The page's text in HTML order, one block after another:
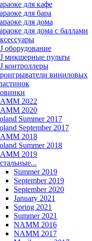
для кафе
для бара
для дома
для дома с баллами
оборудование
микшерные пульты
контроллеры
виниловых
2022
2020
Summer 2017
September 2017
2018
Summer 2018
2019
Summer 2019
September 2019
September 2020
January 2021
Spring 2021
Summer 2021
NAMM 2016
NAMM 2017